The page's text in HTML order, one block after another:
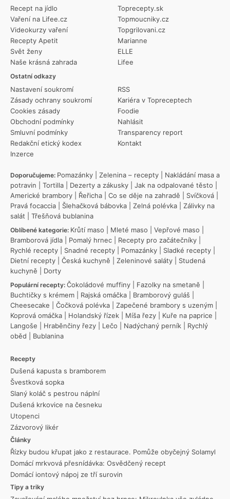
Recept na jídlo
Vaření na Lifee.cz
Videokurzy vaření
Recepty Apetit
Svět ženy
Naše krásná zahrada
Ostatní odkazy
Nastavení soukromí
Zásady ochrany soukromí
Cookies zásady
Obchodní podmínky
Smluvní podmínky
Redakční etický kodex
Inzerce
RSS
Kariéra v Topreceptech
Foodie
Nahlásit
Transparency report
Kontakt
Toprecepty.sk
Topmoucniky.cz
Topgrilovani.cz
Marianne
ELLE
Lifee
Doporučujeme: Pomazánky Zelenina – recepty
Nakládání masa a
potravin
Tortilla Dezerty a zákusky Jak na odpalované těsto
Americké brambory
Řeřicha Co se děje na zahradě Svíčková
Pravá focaccia
Šlehačková bábovka Zelná polévka
Zálivky na
salát
Třešňová bublanina
Oblíbené kategorie: Krůtí maso Mleté maso Vepřové maso
Bramborová jídla
Pomalý hrnec Recepty pro začátečníky
Rychlé recepty
Snadné recepty Pomazánky Sladké recepty
Dietní recepty
Česká kuchyně Zeleninové saláty
Studená
kuchyně
Dorty
Populární recepty: Čokoládové muffiny Fazolky na smetaně
Buchtičky s krémem
Rajská omáčka Bramborový guláš
Cheesecake
Čočková polévka Zapečené brambory s uzeným
Koprová omáčka
Holandský řízek Míša řezy Kuře na paprice
Langoše
Hraběnčiny řezy Lečo Nadýchaný perník
Rychlý
oběd
Bublanina
Recepty
Dušená kapusta s bramborem
Švestková sopka
Slaný koláč s pestrou náplní
Dušená krkovice na česneku
Utopenci
Zázvorový likér
Články
Řízky budou křupat jako z restaurace. Pomůže obyčejný Solamyl
Domácí mrkvová přesnídávka: Osvědčený recept
Domácí iontový nápoj ze tří surovin
Tipy a triky